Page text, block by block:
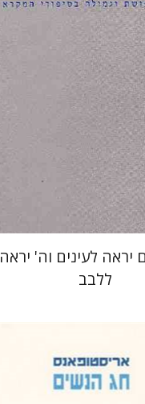
הנחת אתר ספר מודפס
$21
$19
יראה לעינים וה' יראה
ללבב
דבורה גילולה